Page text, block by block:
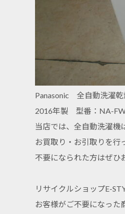
Panasonic 全自動洗濯乾
2016年製 型番：NA-
当店では、全自動洗濯機
お買取り・お引取りを行
不要になられた方はぜひ
リサイクルショップE-
お客様がご不要になった